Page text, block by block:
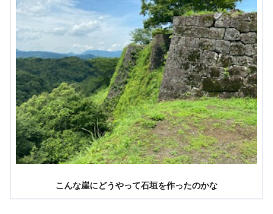
こんな崖にどうやって石垣を作ったのかな